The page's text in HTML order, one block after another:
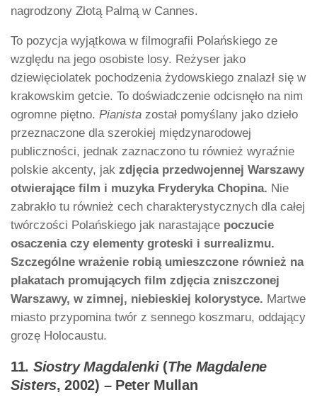
nagrodzony Złotą Palmą w Cannes.
To pozycja wyjątkowa w filmografii Polańskiego ze
względu na jego osobiste losy. Reżyser jako
dziewięciolatek pochodzenia żydowskiego znalazł się w
krakowskim getcie. To doświadczenie odcisnęło na nim
ogromne piętno. Pianista został pomyślany jako dzieło
przeznaczone dla szerokiej międzynarodowej
publiczności, jednak zaznaczono tu również wyraźnie
polskie akcenty, jak zdjęcia przedwojennej Warszawy
otwierające film i muzyka Fryderyka Chopina. Nie
zabrakło tu również cech charakterystycznych dla całej
twórczości Polańskiego jak narastające poczucie
osaczenia czy elementy groteski i surrealizmu.
Szczególne wrażenie robią umieszczone również na
plakatach promujących film zdjęcia zniszczonej
Warszawy, w zimnej, niebieskiej kolorystyce. Martwe
miasto przypomina twór z sennego koszmaru, oddający
grozę Holocaustu.
11. Siostry Magdalenki(The Magdalene
Sisters, 2002) – Peter Mullan